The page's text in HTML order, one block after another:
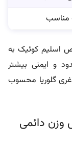
مناسب
اسلیم کوئیک به
و ایمنی بیشتر
گلوریا محسوب
دائمی